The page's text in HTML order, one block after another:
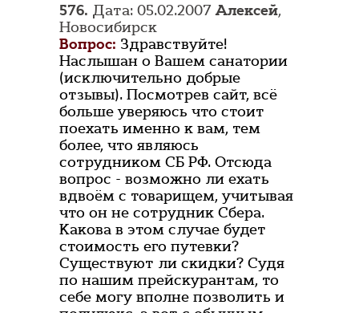
576. Дата: 05.02.2007Алексей,
Новосибирск
Вопрос: Здравствуйте!
Наслышан о Вашем санатории
(исключительно добрые
отзывы). Посмотрев сайт, всё
больше уверяюсь что стоит
поехать именно к вам, тем
более, что являюсь
сотрудником СБ РФ. Отсюда
вопрос - возможно ли ехать
вдвоём с товарищем, учитывая
что он не сотрудник Сбера.
Какова в этом случае будет
стоимость его путевки?
Существуют ли скидки? Судя
по нашим прейскурантам, то
себе могу вполне позволить и